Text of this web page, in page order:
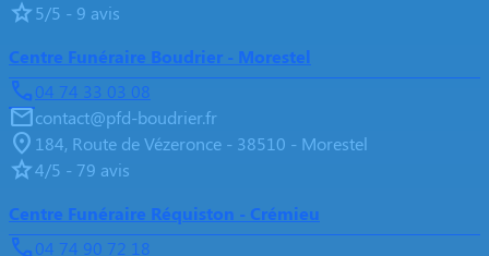
5/5 - 9 avis
Centre Funéraire Boudrier - Morestel
04 74 33 03 08
contact@pfd-boudrier.fr
184, Route de Vézeronce - 38510 - Morestel
4/5 - 79 avis
Centre Funéraire Réquiston - Crémieu
04 74 90 72 18